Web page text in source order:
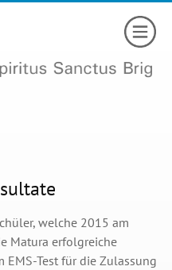
welche 2015 am
Matura erfolgreiche
EMS-Test für die Zulassung